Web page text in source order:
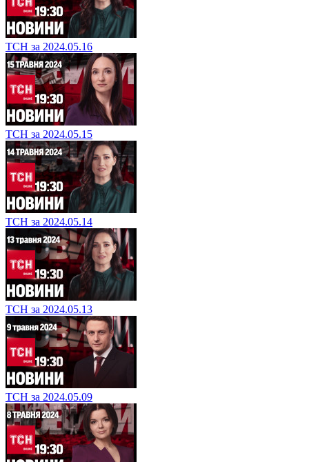
ТСН за 2024.05.16
ТСН за 2024.05.15
ТСН за 2024.05.14
ТСН за 2024.05.13
ТСН за 2024.05.09